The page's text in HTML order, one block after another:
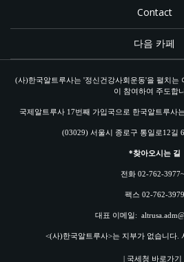
Contact
다음 카페
(사)한국알트루사는 '정신건강사회운동'을 펼치는
이 참여하여 주도합
국제알트루사 17번째 가입국으로 한국알트루사
(03029) 서울시 종로구 통일로12길
*찾아오시는 길
전화 02-762-
팩스 02-762-3979
대표 이메일:
<(사)한국알트루사>는 지부가 없습니다.
| 국세청 바로가기